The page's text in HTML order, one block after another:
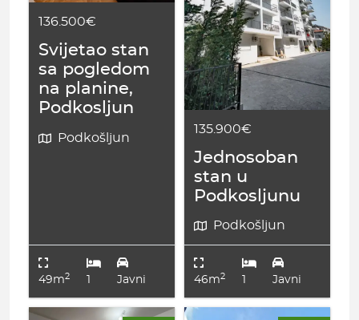
136.500€
Svijetao stan
sa pogledom
na planine,
Podkosljun
Podkošljun
49m2 1 Javni
135.900€
Jednosoban
stan u
Podkosljunu
Podkošljun
46m2 1 Javni